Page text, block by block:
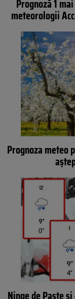
Prognoză 1
meteorologii
Prognoza meteo
Ninge de Paște